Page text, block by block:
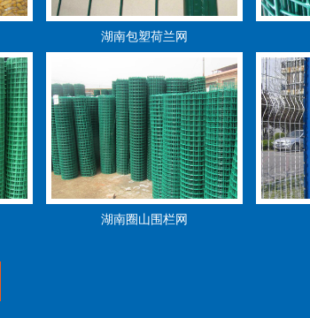
湖南包塑荷兰网
湖南圈山围栏网